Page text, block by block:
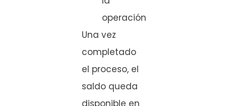
operación
Una vez
completado
el proceso, el
saldo queda